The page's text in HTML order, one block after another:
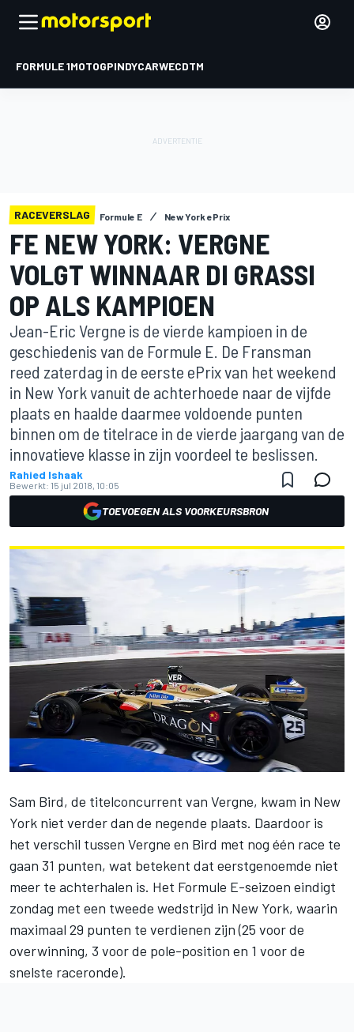
FORMULE 1MOTOGPINDYCARWECDTM
RACEVERSLAG Formule E New York ePrix
FE NEW YORK: VERGNE
VOLGT WINNAAR DI GRASSI
OP ALS KAMPIOEN
Jean-Eric Vergne is de vierde kampioen in de
geschiedenis van de Formule E. De Fransman
reed zaterdag in de eerste ePrix van het weekend
in New York vanuit de achterhoede naar de vijfde
plaats en haalde daarmee voldoende punten
binnen om de titelrace in de vierde jaargang van de
innovatieve klasse in zijn voordeel te beslissen.
Rahied Ishaak
Bewerkt: 15 jul 2018, 10:05
TOEVOEGEN ALS VOORKEURSBRON
Sam Bird, de titelconcurrent van Vergne, kwam in New
York niet verder dan de negende plaats. Daardoor is
het verschil tussen Vergne en Bird met nog één race te
gaan 31 punten, wat betekent dat eerstgenoemde niet
meer te achterhalen is. Het Formule E-seizoen eindigt
zondag met een tweede wedstrijd in New York, waarin
maximaal 29 punten te verdienen zijn (25 voor de
overwinning, 3 voor de pole-position en 1 voor de
snelste raceronde).